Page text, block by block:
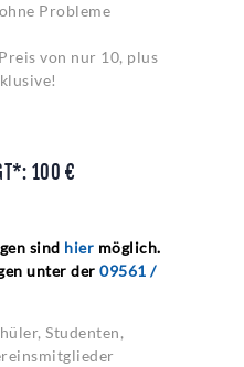
Probleme
von nur 10, plus
100 €
sind hier möglich.
unter der 09561 /
Studenten,